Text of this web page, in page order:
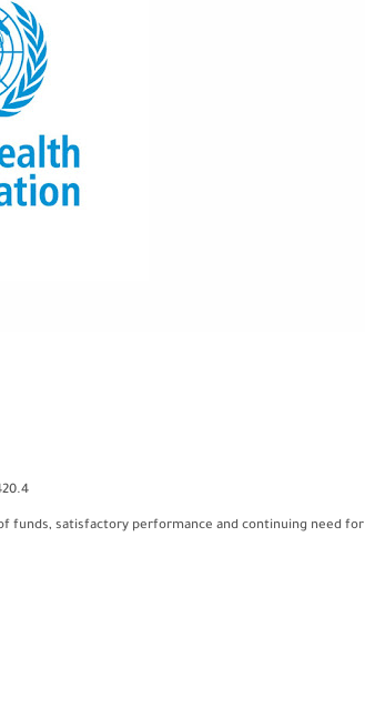
funds, satisfactory performance and continuing need for